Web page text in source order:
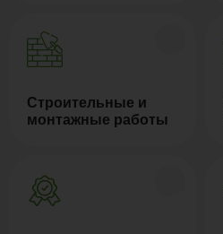
Строительные и
монтажные работы